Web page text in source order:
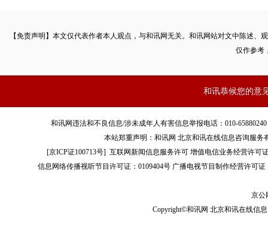
【免责声明】本文仅代表作者本人观点，与和讯网无关。和讯网站对文中陈述
仅作参考
和讯恭候您的意
和讯网违法和不良信息/涉未成年人有害信息举报电话：010-
本站郑重声明：和讯网 北京和讯在线信息咨询服
[京ICP证100713号]互联网新闻信息服务许可 增值电信业务经营许可
信息网络传播视听节目许可证：0109404号 广播电视节目制作经营许可证
京公
Copyright©和讯网 北京和讯在线信